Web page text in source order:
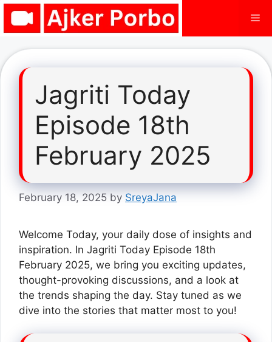
Skip
Jagriti Today
Episode 18th
February 2025
February 18, 2025 by SreyaJana
Welcome Today, your daily dose of insights and
inspiration. In Jagriti Today Episode 18th
February 2025, we bring you exciting updates,
thought-provoking discussions, and a look at
the trends shaping the day. Stay tuned as we
dive into the stories that matter most to you!